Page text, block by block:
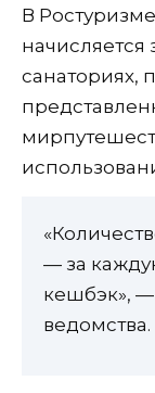
В
начисляется
санаториях,
— за
кешбэк», —
ведомства.